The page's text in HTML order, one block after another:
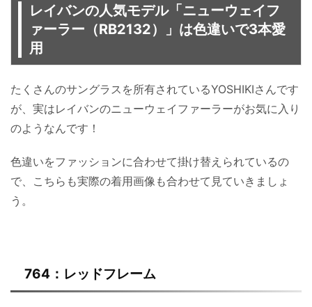
レイバンの人気モデル「ニューウェイフ
ァーラー（RB2132）」は色違いで3本愛
用
たくさんのサングラスを所有されているYOSHIKIさんです
が、実はレイバンのニューウェイファーラーがお気に入り
のようなんです！
色違いをファッションに合わせて掛け替えられているの
で、こちらも実際の着用画像も合わせて見ていきましょ
う。
764：レッドフレーム